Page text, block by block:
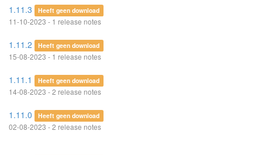
1.11.3 Heeft geen download
11-10-2023 - 1 release notes
1.11.2 Heeft geen download
15-08-2023 - 1 release notes
1.11.1 Heeft geen download
14-08-2023 - 2 release notes
1.11.0 Heeft geen download
02-08-2023 - 2 release notes